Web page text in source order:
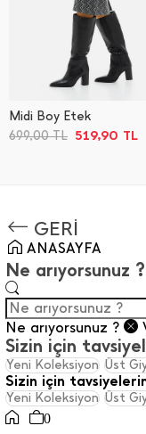
Midi Boy Etek
699,00TL 519,90 TL
GERİ
ANASAYFA
Ne arıyorsunuz ?
Ne arıyorsunuz ?
Sizin için
Yeni Koleksiyon Üst
Sizin için
Yeni Koleksiyon Üst
0